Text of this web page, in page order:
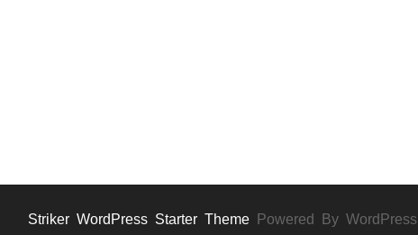
Striker WordPress Starter Theme Powered By WordPress